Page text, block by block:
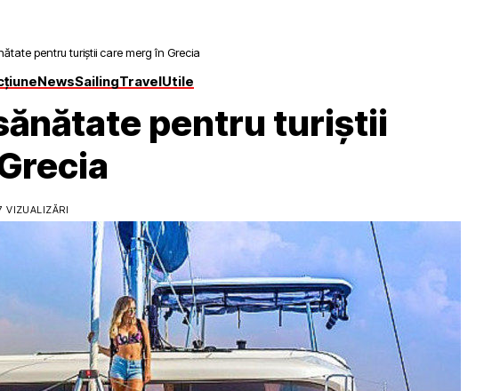
pentru turiștii care merg în Grecia
NewsSailingTravelUtile
pentru turiștii
VIZUALIZĂRI